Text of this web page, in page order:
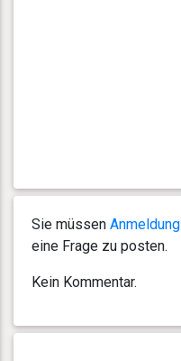
Sie müssen Anmeldung
eine Frage zu posten.
Kein Kommentar.